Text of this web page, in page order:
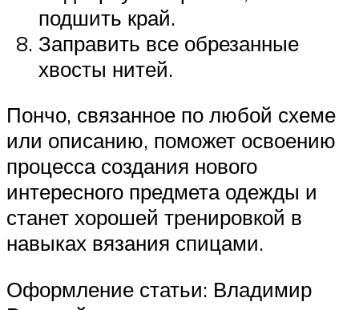
подшить край.
Заправить все обрезанные
хвосты нитей.
Пончо, связанное по любой схеме
или описанию, поможет освоению
процесса создания нового
интересного предмета одежды и
станет хорошей тренировкой в
навыках вязания спицами.
Оформление статьи: Владимир